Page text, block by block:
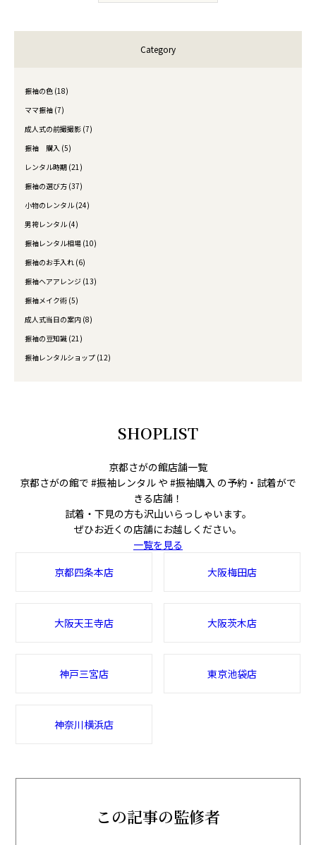
Category
振袖の色 (18)
ママ振袖 (7)
成人式の前撮撮影 (7)
振袖 購入 (5)
レンタル時期 (21)
振袖の選び方 (37)
小物のレンタル (24)
男袴レンタル (4)
振袖レンタル相場 (10)
振袖のお手入れ (6)
振袖ヘアアレンジ (13)
振袖メイク術 (5)
成人式当日の案内 (8)
振袖の豆知識 (21)
振袖レンタルショップ (12)
SHOPLIST
京都さがの館店舗一覧
京都さがの館で #振袖レンタル や #振袖購入 の予約・試着がで
きる店舗！
試着・下見の方も沢山いらっしゃいます。
ぜひお近くの店舗にお越しください。
一覧を見る
京都四条本店
大阪梅田店
大阪天王寺店 大阪茨木店
神戸三宮店 東京池袋店
神奈川横浜店
この記事の監修者